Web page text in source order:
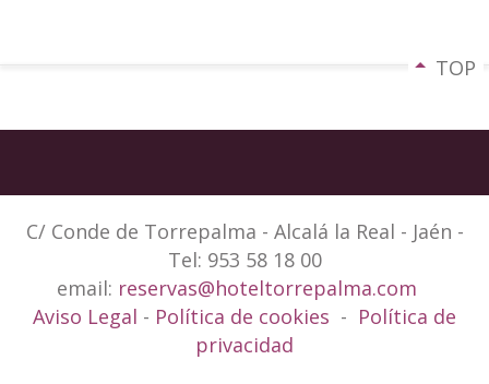
TOP
C/ Conde de Torrepalma - Alcalá la Real - Jaén -
Tel: 953 58 18 00
email: reservas@hoteltorrepalma.com
Aviso Legal - Política de cookies - Política de
privacidad